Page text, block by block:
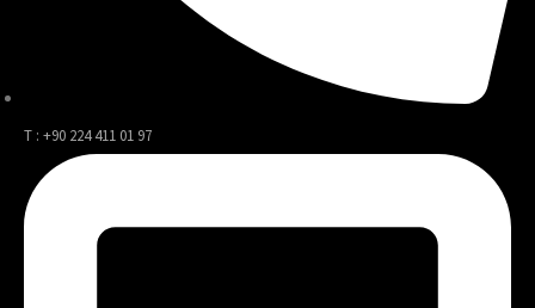
T : +90 224 411 01 97